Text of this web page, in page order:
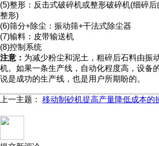
(5)整形：反击式破碎机或整形破碎机(细碎
整形)
(6)筛分+除尘：振动筛+干法式除尘器
(7)输料：皮带输送机
(8)控制系统
注意： 为减少粉尘和泥土，粗碎后石料由振
机。如果一条生产线，自动化程度高，设备
说是成功的生产线，也是用户所期盼的。
上一主题： 移动制砂机提高产量降低成本的